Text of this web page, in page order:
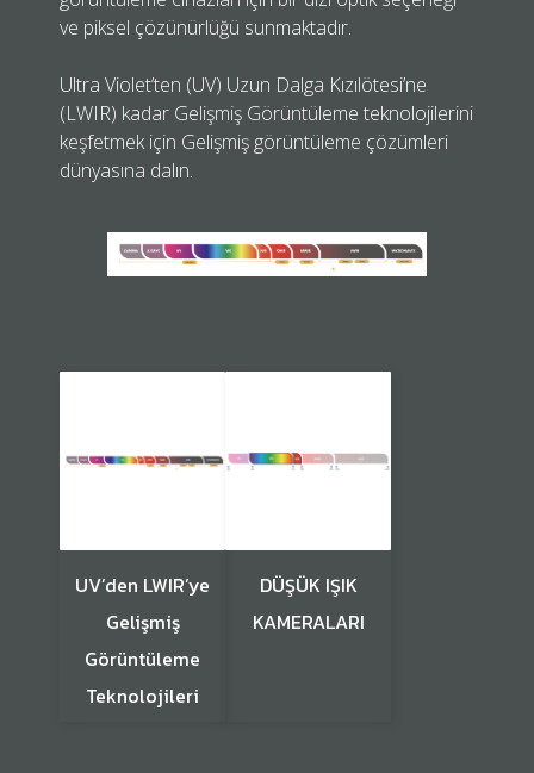
ve piksel çözünürlüğü sunmaktadır.
Ultra Violet’ten (UV) Uzun Dalga Kızılötesi’ne
(LWIR) kadar Gelişmiş Görüntüleme teknolojilerini
keşfetmek için Gelişmiş görüntüleme çözümleri
dünyasına dalın.
UV’den LWIR’ye
Gelişmiş
Görüntüleme
Teknolojileri
DÜŞÜK IŞIK
KAMERALARI